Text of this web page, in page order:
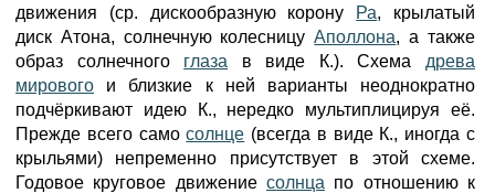
движения (ср. дискообразную корону
Ра, крылатый
диск Атона, солнечную колесницуАполлона, а также
образ солнечного глаза в виде К.). Схема древа
мирового и близкие к ней варианты неоднократно
подчёркивают идею К., нередко мультиплицируя её.
Прежде всего самосолнце (всегда в виде К., иногда с
крыльями) непременно присутствует в этой схеме.
Годовое круговое движение солнца по отношению к